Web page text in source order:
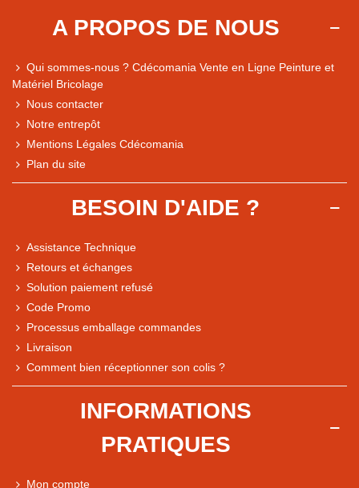
Comparaison des performances du magasin
Express, Chez vous, Point relais, Retrait magasin
A PROPOS DE NOUS
Qui sommes-nous ? Cdécomania Vente en Ligne Peinture et
Matériel Bricolage
Nous contacter
Notre entrepôt
Mentions Légales Cdécomania
Plan du site
BESOIN D'AIDE ?
Assistance Technique
Retours et échanges
Solution paiement refusé
Code Promo
Processus emballage commandes
Livraison
Comment bien réceptionner son colis ?
INFORMATIONS
PRATIQUES
Mon compte